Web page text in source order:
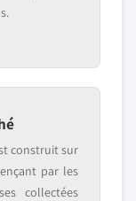
construit sur
par les
collectées